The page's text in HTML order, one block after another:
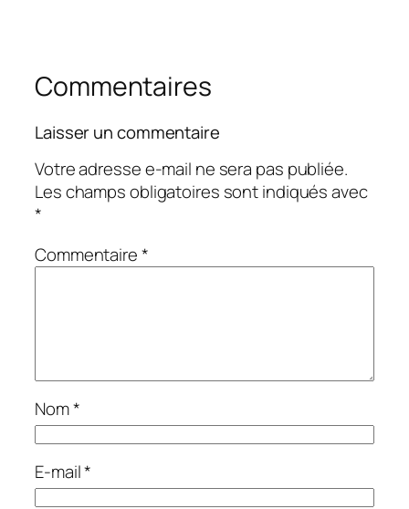
Commentaires
Laisser un commentaire
Votre adresse e-mail ne sera pas publiée.
Les champs obligatoires sont indiqués avec
*
Commentaire*
Nom*
E-mail*